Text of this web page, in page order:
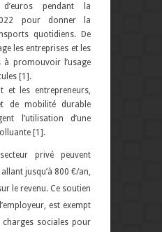
pendant la
pour donner la
quotidiens. De
les entreprises et les
à promouvoir l’usage
[1].
et les entrepreneurs,
de mobilité durable
l’utilisation d’une
[1].
privé peuvent
allant jusqu’à 800 €/an,
le revenu. Ce soutien
est exempt
sociales pour